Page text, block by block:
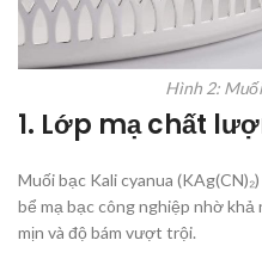
Hình 2:
1. Lớp mạ chất
Muối bạc Kali cyanua
bể mạ bạc công nghiệp nhờ khả
mịn và độ bám vượt trội.